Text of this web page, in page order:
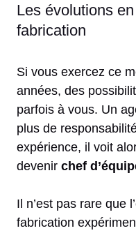
Les évolutions
fabrication
Si vous exercez ce
années, des
parfois à vous. Un
plus de
expérience, il voit
devenir chef
Il n’est pas rare que
fabrication